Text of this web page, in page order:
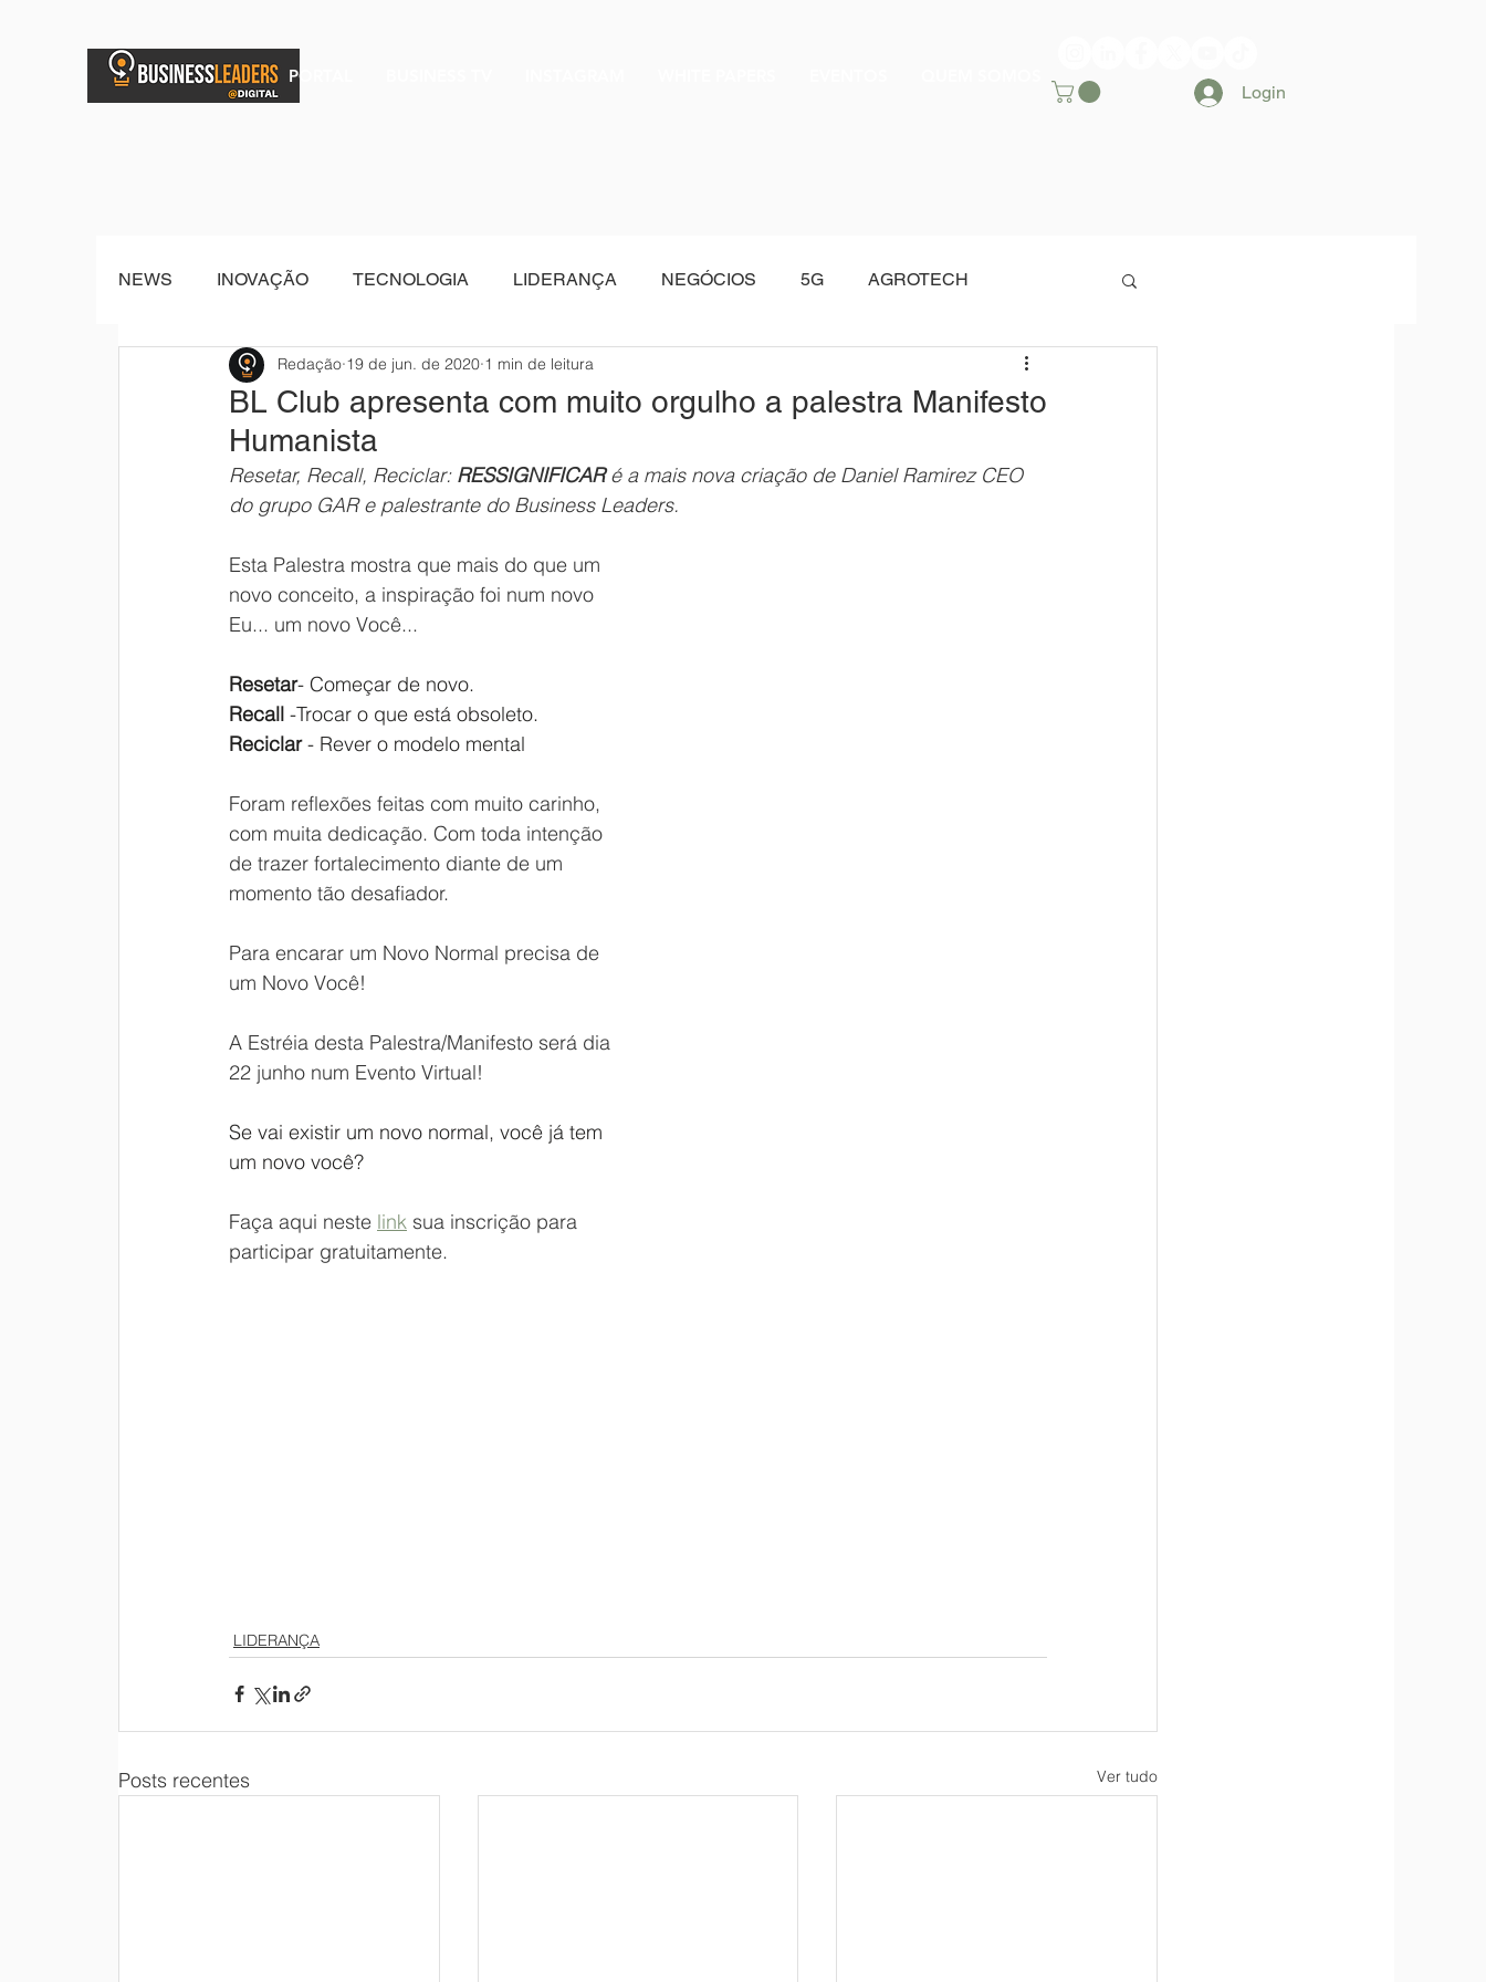
PORTAL
Login
NEWS INOVAÇÃO TECNOLOGIA LIDERANÇA NEGÓCIOS 5G AGROTECH
BRAND POST Senior Sistemas Oracle
BL Club apresenta com muito orgulho a palestra Manifesto
Humanista
Redação 19 de jun. de 2020 1 min de leitura
Resetar, Recall, Reciclar: RESSIGNIFICAR é a mais nova criação de Daniel Ramirez CEO
do grupo GAR e palestrante do Business Leaders.
Esta Palestra mostra que mais do que um
novo conceito, a inspiração foi num novo
Eu... um novo Você...
Resetar- Começar de novo.
Recall -Trocar o que está obsoleto.
Reciclar - Rever o modelo mental
Foram reflexões feitas com muito carinho,
com muita dedicação. Com toda intenção
de trazer fortalecimento diante de um
momento tão desafiador.
Para encarar um Novo Normal precisa de
um Novo Você!
A Estréia desta Palestra/Manifesto será dia
22 junho num Evento Virtual!
Se vai existir um novo normal, você já tem
um novo você?
Faça aqui neste link sua inscrição para
participar gratuitamente.
LIDERANÇA
Posts recentes Ver tudo